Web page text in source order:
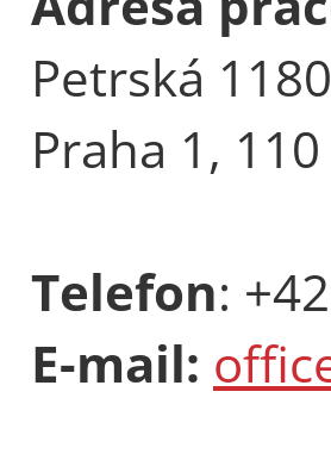
Petrská
Praha 1,
Telefon:
E-mail: